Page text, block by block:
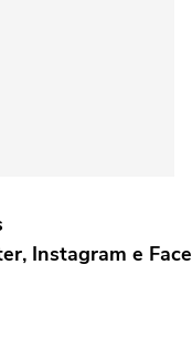
Instagram e